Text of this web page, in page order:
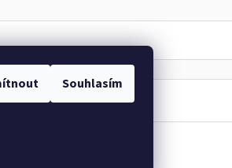
Souhlasím